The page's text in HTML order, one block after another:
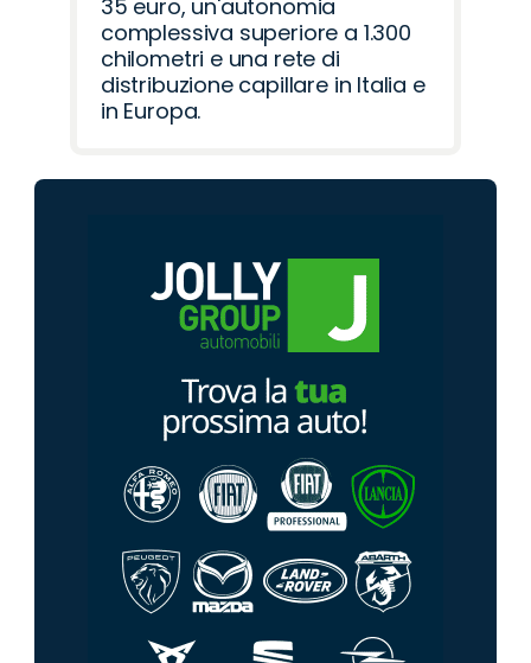
35 euro, un'autonomia
complessiva superiore a 1.300
chilometri e una rete di
distribuzione capillare in Italia e
in Europa.